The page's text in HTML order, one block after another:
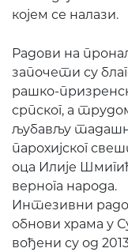
којем се налази.
Радови на
започети су
рашко-
српског, а
љубављу
парохијског
оца Илије
вернога народа.
Интезивни
обнови храма у
вођени су од